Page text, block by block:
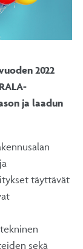
2022
ja laadun
täyttävät
sekä